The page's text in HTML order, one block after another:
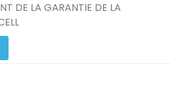
DE LA GARANTIE DE LA